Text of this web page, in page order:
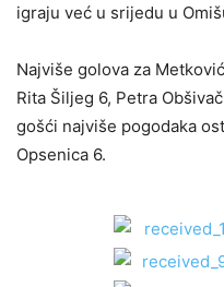
igraju već u srijedu u
Najviše golova za
Rita Šiljeg 6, Petra
gošći najviše pogodaka
Opsenica 6.